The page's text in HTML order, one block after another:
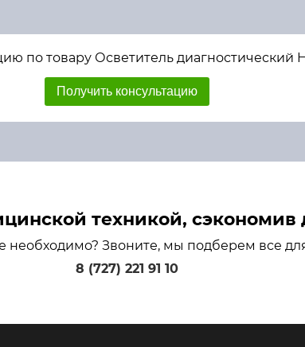
по товару Осветитель диагностический
Получить консультацию
техникой, сэкономив
необходимо? Звоните, мы подберем все
8 (727) 221 91 10